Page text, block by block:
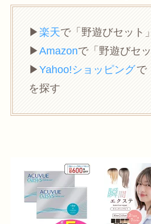
▶︎楽天で「野遊びセット
▶︎Amazonで「野遊びセ
▶︎Yahoo!ショッピングで
を探す